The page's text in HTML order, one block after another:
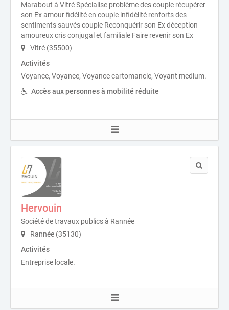
Marabout à Vitré Spécialise problème des couple récupérer
son Ex amour fidélité en couple infidélité renforts des
sentiments sauvés couple Reconquérir son Ex déception
amoureux cris conjugal et familiale Faire revenir son Ex
Vitré (35500)
Activités
Voyance, Voyance, Voyance cartomancie, Voyant medium.
Accès aux personnes à mobilité réduite
Hervouin
Société de travaux publics à Rannée
Rannée (35130)
Activités
Entreprise locale.